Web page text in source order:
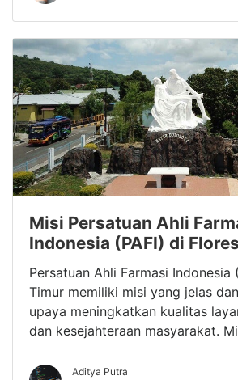
Misi Persatuan Ahli
Indonesia (PAFI) di
Persatuan Ahli Farmasi Indonesia
Timur memiliki misi yang jelas
upaya meningkatkan kualitas
dan kesejahteraan masyarakat.
Aditya Putra